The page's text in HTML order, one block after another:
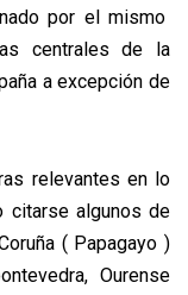
por el mismo
centrales de la
a excepción de
relevantes en lo
citarse algunos de
( Papagayo )
Ourense